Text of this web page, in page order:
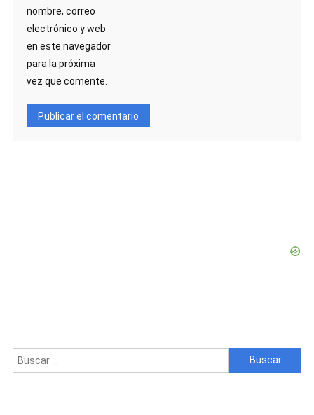
nombre, correo
electrónico y web
en este navegador
para la próxima
vez que comente.
Buscar: